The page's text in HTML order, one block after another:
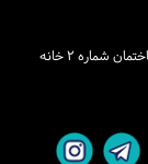
نشانی: تهران، خیابان خردمند جنوبی، خیابان نوشهر، پلاک ۱۵ ساختمان شماره ۲ خانه